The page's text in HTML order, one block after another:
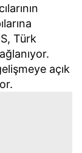
Türk
açık